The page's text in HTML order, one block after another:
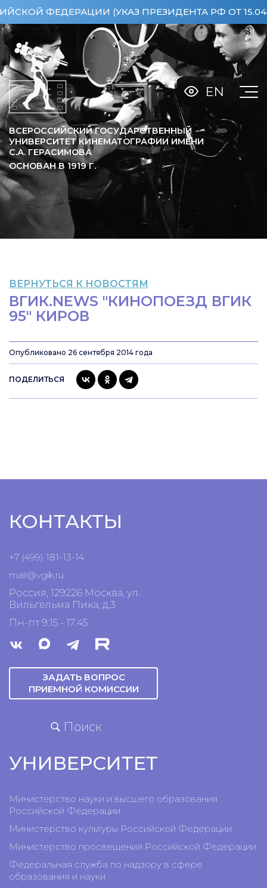
ФЕДЕРАЦИИ (УКАЗ ПРЕЗИДЕНТА РФ ОТ
ВСЕРОССИЙСКИЙ ГОСУДАРСТВЕННЫЙ
УНИВЕРСИТЕТ КИНЕМАТОГРАФИИ ИМЕНИ
С.А. ГЕРАСИМОВА
ОСНОВАН В 1919Г.
EN
ВЕРНУТЬСЯ К НОВОСТЯМ
ВГИК.NEWS "КИНОПОЕЗД ВГИК
95" КИРОВ
Опубликовано 26 сентября 2014 года
ПОДЕЛИТЬСЯ
КОНТАКТЫ
+7 (499) 181-13-14
mail@vgik.ru
Россия, 129226 Москва, ул.
Вильгельма Пика, д.3
Пн-пт 9:15 - 17:45
ЗАДАТЬ ВОПРОС
ПРИЕМНОЙ КОМИССИИ
Поиск
УНИВЕРСИТЕТ
Министерство науки и высшего образования
Российской Федерации
Министерство культуры Российской Федерации
Министерство просвещения Российской Федерации
Федеральная служба по надзору в сфере
образования и науки